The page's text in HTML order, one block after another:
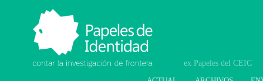
Papeles de Identidad.
Contar la investigación
de frontera